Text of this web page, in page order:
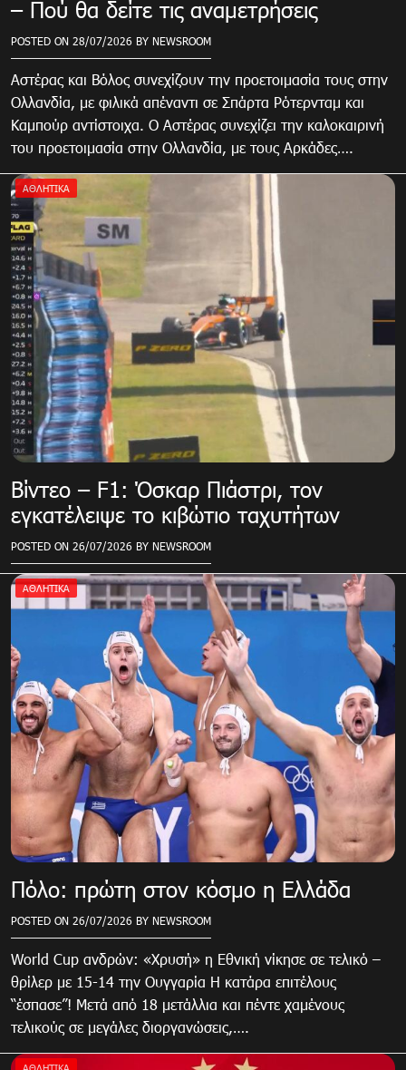
– Πού θα δείτε τις αναμετρήσεις
POSTED ON 28/07/2026 BY NEWSROOM
Αστέρας και Βόλος συνεχίζουν την προετοιμασία τους στην
Ολλανδία, με φιλικά απέναντι σε Σπάρτα Ρότερνταμ και
Καμπούρ αντίστοιχα. Ο Αστέρας συνεχίζει την καλοκαιρινή
του προετοιμασία στην Ολλανδία, με τους Αρκάδες….
ΑΘΛΗΤΙΚΑ
Βίντεο – F1: Όσκαρ Πιάστρι, τον
εγκατέλειψε το κιβώτιο ταχυτήτων
POSTED ON 26/07/2026 BY NEWSROOM
ΑΘΛΗΤΙΚΑ
Πόλο: πρώτη στον κόσμο η Ελλάδα
POSTED ON 26/07/2026 BY NEWSROOM
World Cup ανδρών: «Χρυσή» η Εθνική νίκησε σε τελικό –
θρίλερ με 15-14 την Ουγγαρία Η κατάρα επιτέλους
“έσπασε”! Μετά από 18 μετάλλια και πέντε χαμένους
τελικούς σε μεγάλες διοργανώσεις,….
ΑΘΛΗΤΙΚΑ